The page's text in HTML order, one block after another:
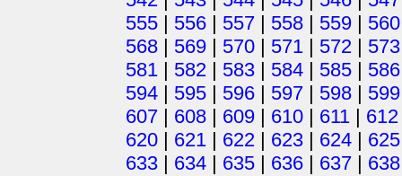
555 | 556 | 557 | 558 | 559 | 560
568 | 569 | 570 | 571 | 572 | 573
581 | 582 | 583 | 584 | 585 | 586
594 | 595 | 596 | 597 | 598 | 599
607 | 608 | 609 | 610 | 611 | 612
620 | 621 | 622 | 623 | 624 | 625
633 | 634 | 635 | 636 | 637 | 638